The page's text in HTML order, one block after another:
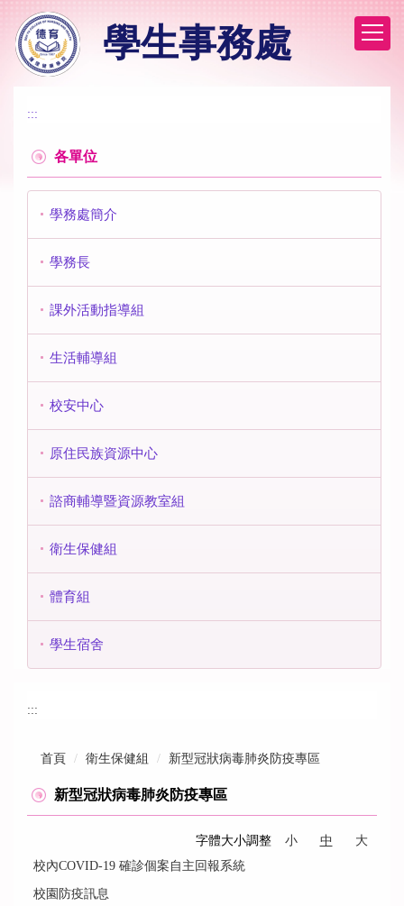
到
主
學生事務處
:::
各單位
學務處簡介
學務長
課外活動指導組
生活輔導組
校安中心
原住民族資源中心
諮商輔導暨資源教室組
衛生保健組
體育組
學生宿舍
:::
首頁 衛生保健組 新型冠狀病毒肺炎防疫專區
新型冠狀病毒肺炎防疫專區
字體大小調整 小 中
大
校內COVID-19 確診個案自主回報系統
校園防疫訊息